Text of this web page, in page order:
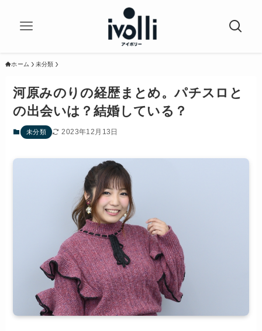
ホーム 未分類
河原みのりの経歴まとめ。パチスロと
の出会いは？結婚している？
未分類 2023年12月13日